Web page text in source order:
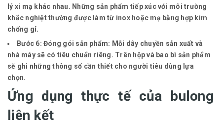
lý xi mạ khác nhau. Những sản phẩm tiếp xúc với môi trường
khắc nghiệt thường được làm từ inox hoặc mạ bằng hợp kim
chống gỉ.
Bước 6: Đóng gói sản phẩm: Mỗi dây chuyền sản xuất và
nhà máy sẽ có tiêu chuẩn riêng. Trên hộp và bao bì sản phẩm
sẽ ghi những thông số cần thiết cho người tiêu dùng lựa
chọn.
Ứng dụng thực tế của bulong
liên kết